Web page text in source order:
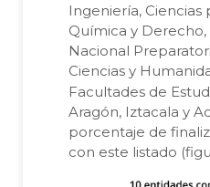
Ingeniería, Ciencias
Química y Derecho,
Nacional
Ciencias y
Facultades de
Aragón, Iztacala y
porcentaje de
con este listado